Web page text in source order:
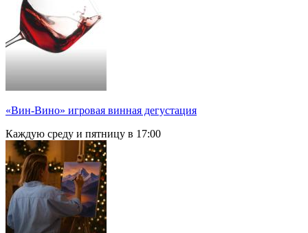
«Вин-Вино» игровая винная дегустация
Каждую среду и пятницу в 17:00